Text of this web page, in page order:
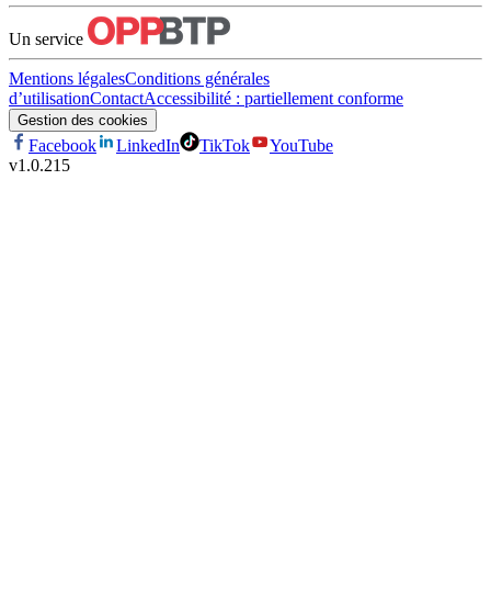
Un service
Mentions légalesConditions générales
d’utilisationContactAccessibilité : partiellement conforme
Gestion des cookies
Facebook LinkedIn TikTok
YouTube
v1.0.215